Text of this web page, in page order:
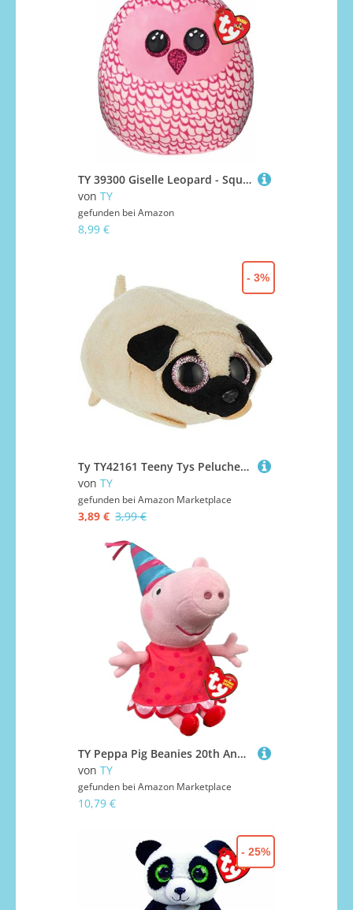
TY 39300 Giselle Leopard - Squish-A-Boo 20cm Mehrfarbig
von TY
gefunden bei Amazon
8,99 €
Ty TY42161 Teeny Tys Peluche Candy Chien 8 cm
von TY
gefunden bei Amazon Marketplace
3,89 € 3,99 €
- 3%
TY Peppa Pig Beanies 20th Anniversary Regular - Weiches Plüschtier für Kinder, Babyspielzeug, Teddy, Sammlerstück Stofftiere
von TY
gefunden bei Amazon Marketplace
10,79 €
- 25%